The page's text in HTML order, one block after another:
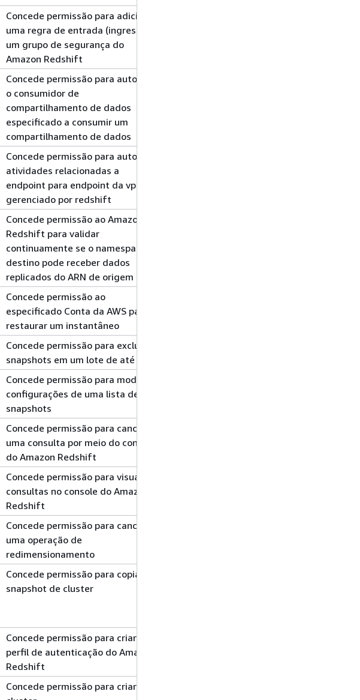
Concede permissão para adicionar
uma regra de entrada (ingresso) a
um grupo de segurança do
Amazon Redshift
Concede permissão para autorizar
o consumidor de
compartilhamento de dados
especificado a consumir um
compartilhamento de dados
Concede permissão para autorizar
atividades relacionadas a
endpoint para endpoint da vpc
gerenciado por redshift
Concede permissão ao Amazon
Redshift para validar
continuamente se o namespace de
destino pode receber dados
replicados do ARN de origem
Concede permissão ao
especificado Conta da AWS para
restaurar um instantâneo
Concede permissão para excluir
snapshots em um lote de até 100
Concede permissão para modificar
configurações de uma lista de
snapshots
Concede permissão para cancelar
uma consulta por meio do console
do Amazon Redshift
Concede permissão para visualizar
consultas no console do Amazon
Redshift
Concede permissão para cancelar
uma operação de
redimensionamento
Concede permissão para copiar um
snapshot de cluster
Concede permissão para criar um
perfil de autenticação do Amazon
Redshift
Concede permissão para criar um